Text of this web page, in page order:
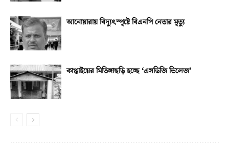
আনোয়ারায় বিদ্যুৎস্পৃষ্টে বিএনপি নেতার মৃত্যু
কাপ্তাইয়ের মিতিঙ্গাছড়ি হচ্ছে ‘এসডিজি ভিলেজ’